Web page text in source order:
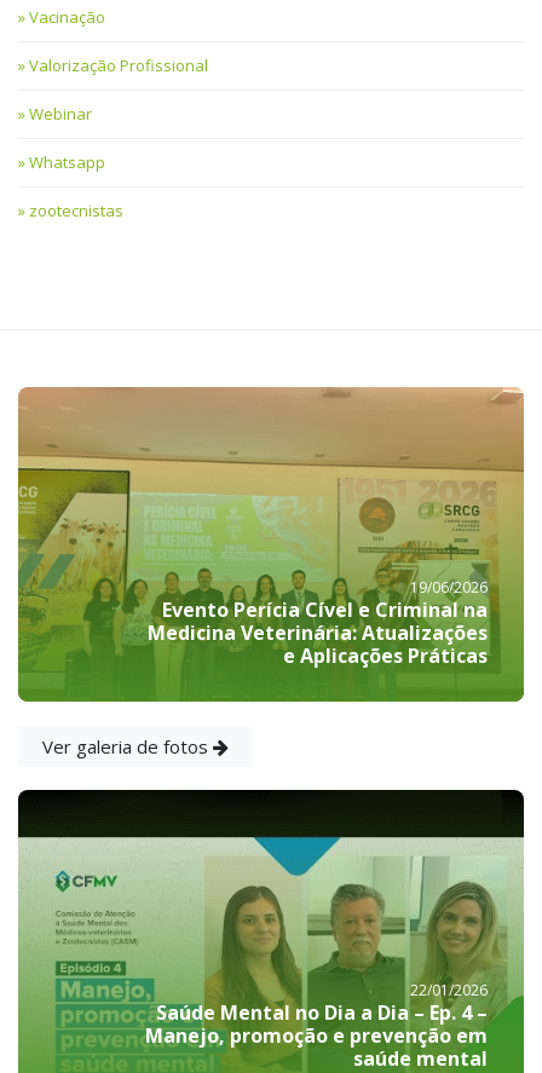
Vacinação
Valorização Profissional
Webinar
Whatsapp
zootecnistas
19/06/2026
Evento Perícia Cível e Criminal na
Medicina Veterinária: Atualizações
e Aplicações Práticas
Ver galeria de fotos
22/01/2026
Saúde Mental no Dia a Dia – Ep. 4 –
Manejo, promoção e prevenção em
saúde mental